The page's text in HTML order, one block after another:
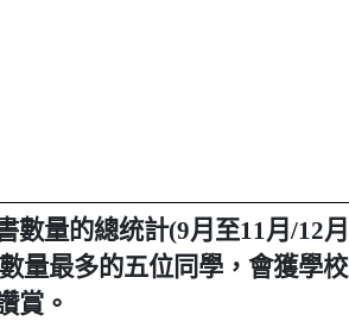
數量的總统計(9月至11月/12月
量最多的五位同學，會獲學校
賞。